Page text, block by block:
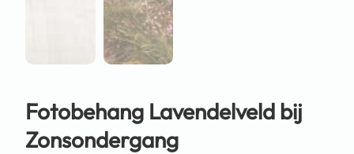
Fotobehang Lavendelveld bij
Zonsondergang